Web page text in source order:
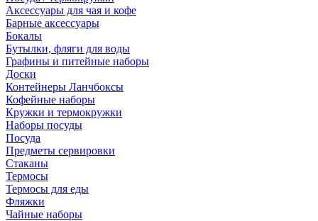
Аксессуары для чая и кофе
Барные аксессуары
Бокалы
Бутылки, фляги для воды
Графины и питейные наборы
Доски
Контейнеры Ланчбоксы
Кофейные наборы
Кружки и термокружки
Наборы посуды
Посуда
Предметы сервировки
Стаканы
Термосы
Термосы для еды
Фляжки
Чайные наборы